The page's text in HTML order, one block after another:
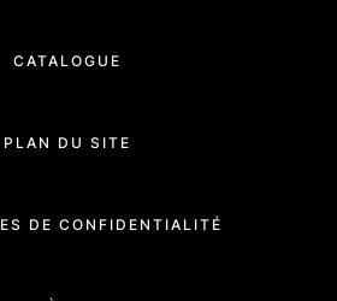
CATALOGUE
PLAN DU SITE
DE CONFIDENTIALITÉ